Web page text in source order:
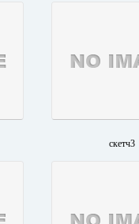
скетч3